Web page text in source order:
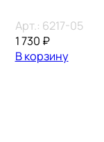
Арт.: 6217-05
1 730 ₽
В корзину